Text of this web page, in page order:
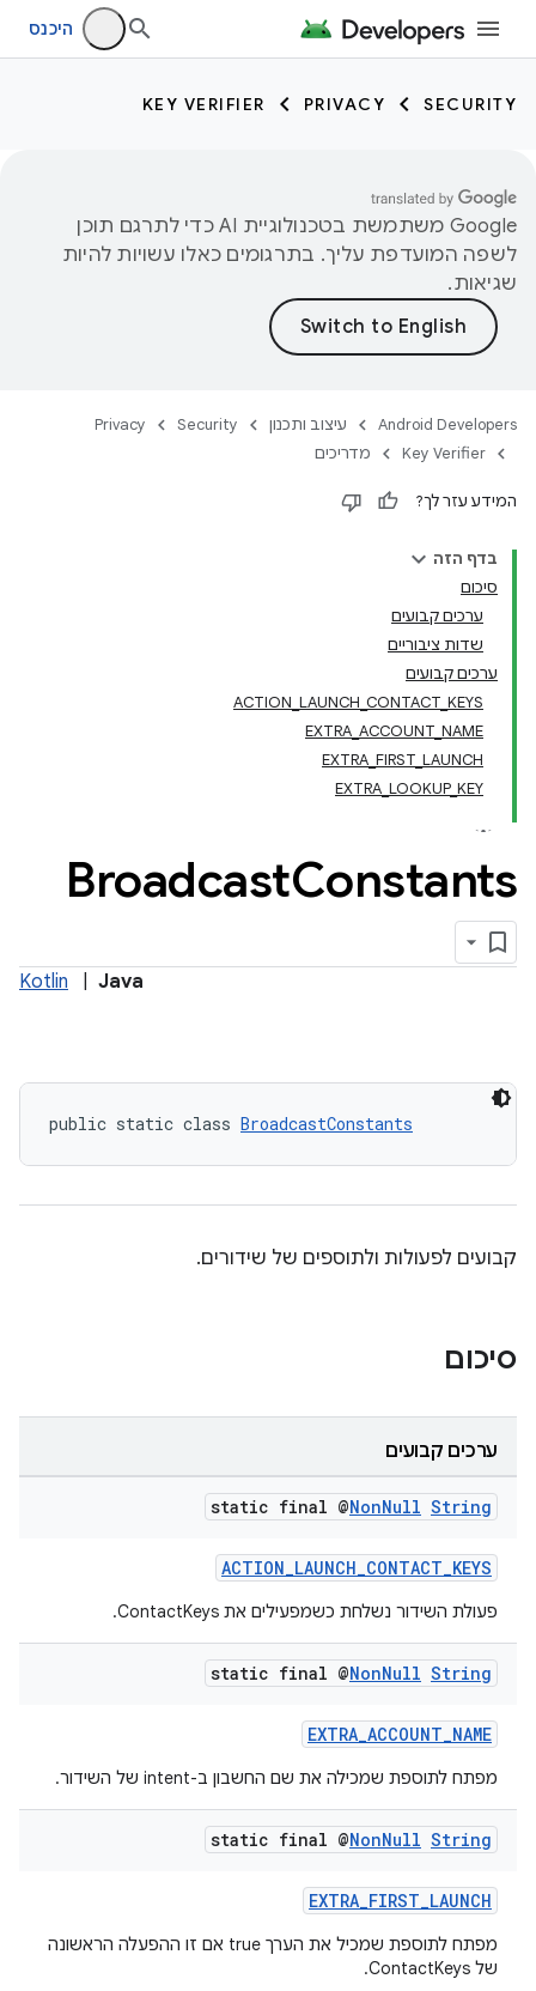
היכנס
SECURITY
PRIVACY
KEY VERIFIER
‫Google משתמשת בטכנולוגיית AI כדי לתרגם תוכן
לשפה המועדפת עליך. בתרגומים כאלו עשויות להיות
שגיאות.
Android Developers עיצוב ותכנון Security
Privacy
Key Verifier
מדריכים
המידע עזר לך?
בדף הזה
סיכום
ערכים קבועים
שדות ציבוריים
ערכים קבועים
ACTION_LAUNCH_CONTACT_KEYS
EXTRA_ACCOUNT_NAME
EXTRA_FIRST_LAUNCH
EXTRA_LOOKUP_KEY
BroadcastConstants
Kotlin Java
public static class BroadcastConstants
קבועים לפעולות ולתוספים של שידורים.
סיכום
ערכים קבועים
static final @NonNull String
ACTION_LAUNCH_CONTACT_KEYS
פעולת השידור נשלחת כשמפעילים את ContactKeys.
static final @NonNull String
EXTRA_ACCOUNT_NAME
מפתח לתוספת שמכילה את שם החשבון ב-intent של השידור.
static final @NonNull String
EXTRA_FIRST_LAUNCH
מפתח לתוספת שמכיל את הערך true אם זו ההפעלה הראשונה
של ContactKeys.